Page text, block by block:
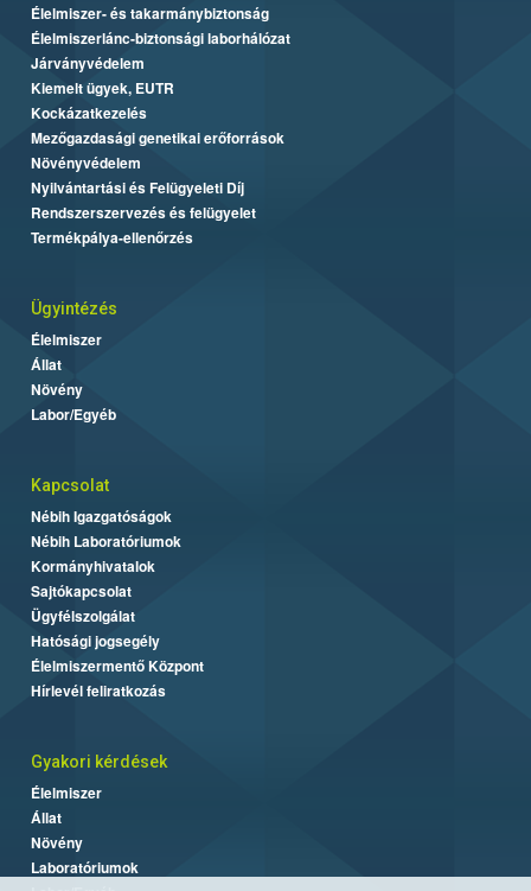
Élelmiszer- és takarmánybiztonság
Élelmiszerlánc-biztonsági laborhálózat
Járványvédelem
Kiemelt ügyek, EUTR
Kockázatkezelés
Mezőgazdasági genetikai erőforrások
Növényvédelem
Nyilvántartási és Felügyeleti Díj
Rendszerszervezés és felügyelet
Termékpálya-ellenőrzés
Ügyintézés
Élelmiszer
Állat
Növény
Labor/Egyéb
Kapcsolat
Nébih Igazgatóságok
Nébih Laboratóriumok
Kormányhivatalok
Sajtókapcsolat
Ügyfélszolgálat
Hatósági jogsegély
Élelmiszermentő Központ
Hírlevél feliratkozás
Gyakori kérdések
Élelmiszer
Állat
Növény
Laboratóriumok